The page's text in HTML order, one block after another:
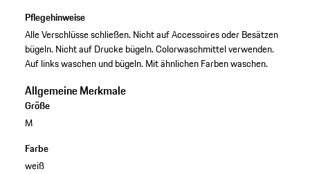
Pflegehinweise
Alle Verschlüsse schließen. Nicht auf Accessoires oder Besätzen
bügeln. Nicht auf Drucke bügeln. Colorwaschmittel verwenden.
Auf links waschen und bügeln. Mit ähnlichen Farben waschen.
Allgemeine Merkmale
Größe
M
Farbe
weiß